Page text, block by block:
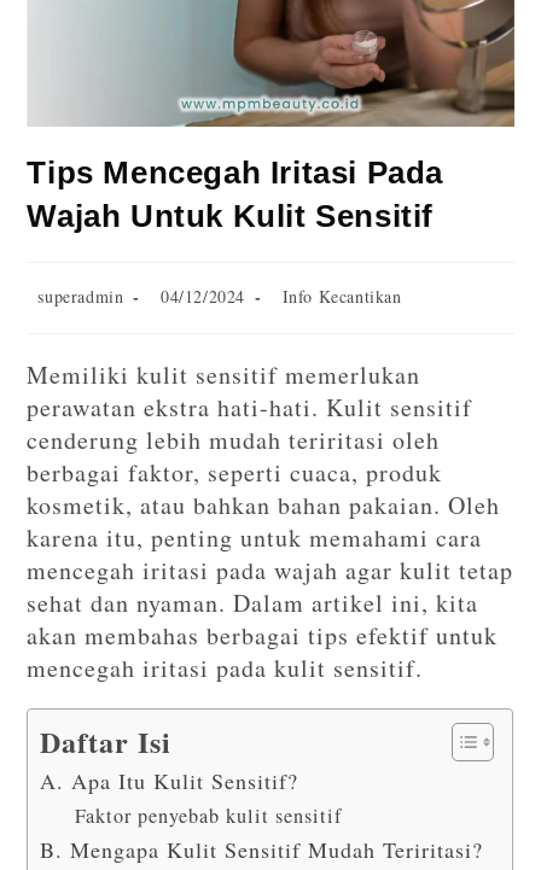
Tips Mencegah Iritasi Pada
Wajah Untuk Kulit Sensitif
superadmin 04/12/2024 Info Kecantikan
Memiliki kulit sensitif memerlukan
perawatan ekstra hati-hati. Kulit sensitif
cenderung lebih mudah teriritasi oleh
berbagai faktor, seperti cuaca, produk
kosmetik, atau bahkan bahan pakaian. Oleh
karena itu, penting untuk memahami cara
mencegah iritasi pada wajah agar kulit tetap
sehat dan nyaman. Dalam artikel ini, kita
akan membahas berbagai tips efektif untuk
mencegah iritasi pada kulit sensitif.
Daftar Isi
A. Apa Itu Kulit Sensitif?
Faktor penyebab kulit sensitif
B. Mengapa Kulit Sensitif Mudah Teriritasi?